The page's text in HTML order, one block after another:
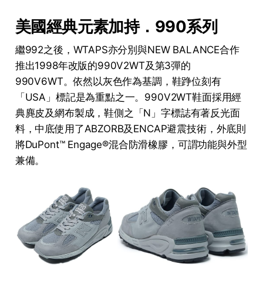
美國經典元素加持．990系列
繼992之後，WTAPS亦分別與NEW BALANCE合作
推出1998年改版的990V2WT及第3彈的
990V6WT。依然以灰色作為基調，鞋踭位刻有
「USA」標記是為重點之一。990V2WT鞋面採用經
典麂皮及網布製成，鞋側之「N」字標誌有著反光面
料，中底使用了ABZORB及ENCAP避震技術，外底則
將DuPont™ Engage®混合防滑橡膠，可謂功能與外型
兼備。